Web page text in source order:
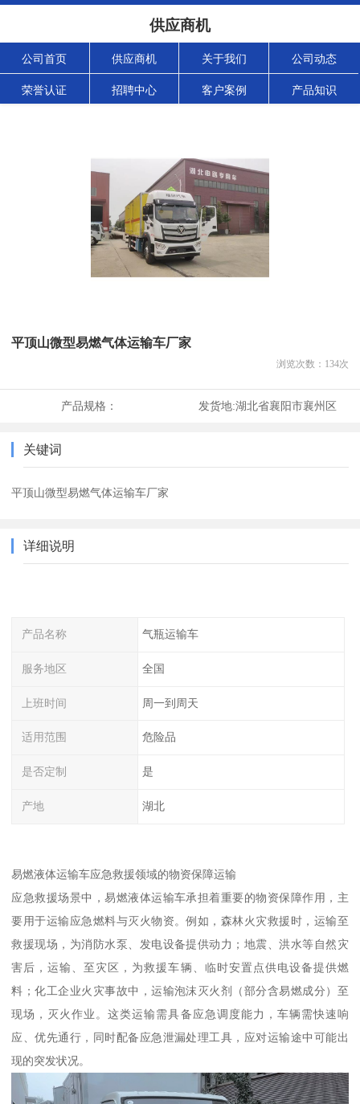
供应商机
公司首页 供应商机 关于我们 公司动态
荣誉认证 招聘中心 客户案例 产品知识
平顶山微型易燃气体运输车厂家
浏览次数： 134次
产品规格： 发货地:湖北省襄阳市襄州区
关键词
平顶山微型易燃气体运输车厂家
详细说明
产品名称 气瓶运输车
服务地区 全国
上班时间 周一到周天
适用范围 危险品
是否定制 是
产地 湖北
易燃液体运输车应急救援领域的物资保障运输​
应急救援场景中，易燃液体运输车承担着重要的物资保障作用，主
要用于运输应急燃料与灭火物资。例如，森林火灾救援时，运输至
救援现场，为消防水泵、发电设备提供动力；地震、洪水等自然灾
害后，运输、至灾区，为救援车辆、临时安置点供电设备提供燃
料；化工企业火灾事故中，运输泡沫灭火剂（部分含易燃成分）至
现场，灭火作业。这类运输需具备应急调度能力，车辆需快速响
应、优先通行，同时配备应急泄漏处理工具，应对运输途中可能出
现的突发状况。